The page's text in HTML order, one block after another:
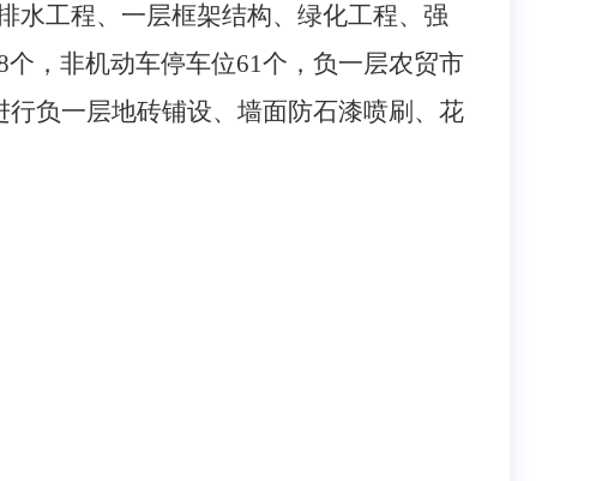
水工程、一层框架结构、绿化工程、强
，非机动车停车位61个，负一层农贸市
负一层地砖铺设、墙面防石漆喷刷、花